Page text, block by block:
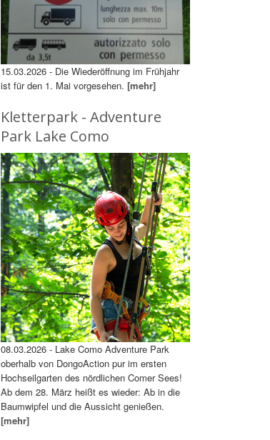
15.03.2026 - Die Wiederöffnung im Frühjahr
ist für den 1. Mai vorgesehen. [mehr]
Kletterpark - Adventure
Park Lake Como
08.03.2026 - Lake Como Adventure Park
oberhalb von DongoAction pur im ersten
Hochseilgarten des nördlichen Comer Sees!
Ab dem 28. März heißt es wieder: Ab in die
Baumwipfel und die Aussicht genießen.
[mehr]